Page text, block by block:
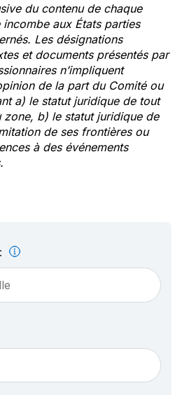
du contenu de chaque
aux États parties
Les désignations
et documents présentés par
n’impliquent
de la part du Comité ou
a) le statut juridique de tout
b) le statut juridique de
de ses frontières ou
à des événements